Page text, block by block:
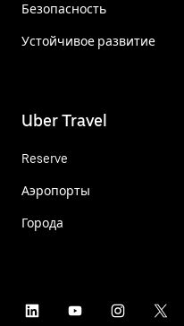
Безопасность
Устойчивое развитие
Uber Travel
Reserve
Аэропорты
Города